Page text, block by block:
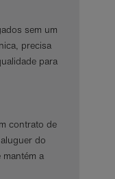
sem um
precisa
para
contrato de
do
a